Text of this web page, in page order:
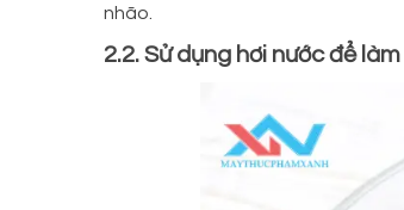
nhão.
2.2. Sử dụng hơi nước để